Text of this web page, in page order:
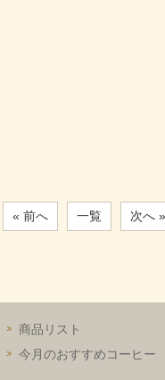
« 前へ 一覧 次へ »
商品リスト
今月のおすすめコーヒー